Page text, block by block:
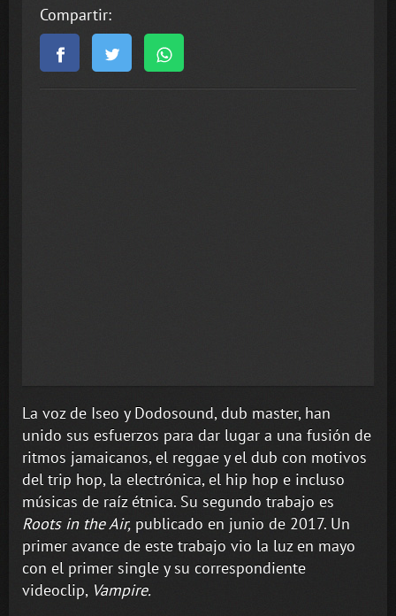
Compartir:
La voz de Iseo y Dodosound, dub master, han
unido sus esfuerzos para dar lugar a una fusión de
ritmos jamaicanos, el reggae y el dub con motivos
del trip hop, la electrónica, el hip hop e incluso
músicas de raíz étnica. Su segundo trabajo es
Roots in the Air, publicado en junio de 2017. Un
primer avance de este trabajo vio la luz en mayo
con el primer single y su correspondiente
videoclip, Vampire.